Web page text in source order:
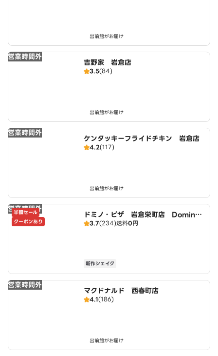
出前館がお届け
営業時間外
吉野家 岩倉店
3.5(84)
出前館がお届け
営業時間外
ケンタッキーフライドチキン 岩倉店
4.2(117)
出前館がお届け
営業時間外
半額セール
クーポンあり
ドミノ・ピザ 岩倉栄町店 Domin
o's3.7(234)送料0円
新作シェイク
営業時間外
マクドナルド 西春町店
4.1(186)
出前館がお届け